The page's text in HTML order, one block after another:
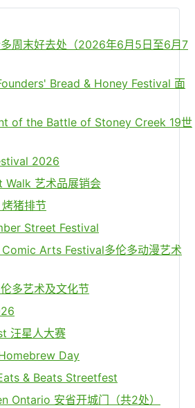
多周末好去处（2026年6月5日至6月7
Bread & Honey Festival 面
of the Battle of Stoney Creek 19世
2026
Walk 艺术品展销会
猪排节
Street Festival
Arts Festival多伦多动漫艺术
多艺术及文化节
汪星人大赛
Day
& Beats Streetfest
Ontario 安省开城门（共2处）